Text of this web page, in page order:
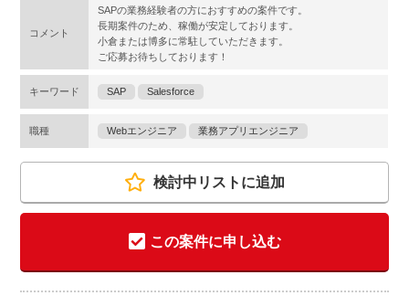
コメント
SAPの業務経験者の方におすすめの案件です。
長期案件のため、稼働が安定しております。
小倉または博多に常駐していただきます。
ご応募お待ちしております！
キーワード SAP Salesforce
職種 Webエンジニア 業務アプリエンジニア
検討中リストに追加
この案件に申し込む